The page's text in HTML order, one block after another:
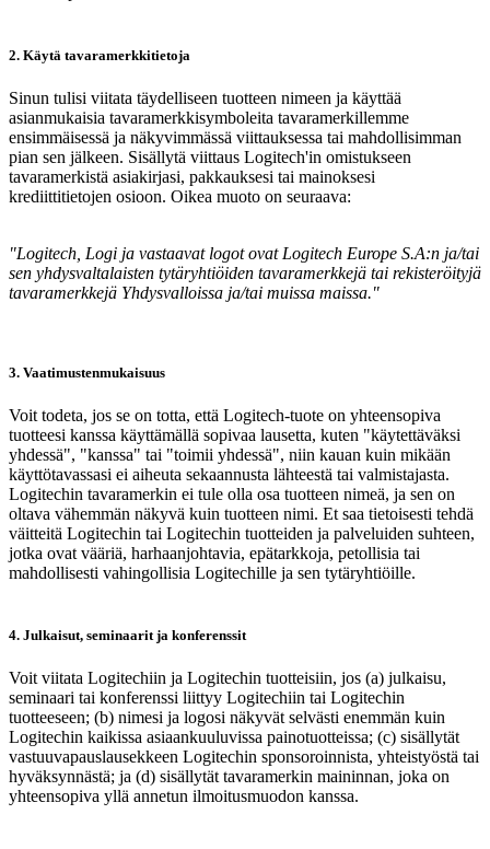
2. Käytä tavaramerkkitietoja
Sinun tulisi viitata täydelliseen tuotteen nimeen ja käyttää
asianmukaisia tavaramerkkisymboleita tavaramerkillemme
ensimmäisessä ja näkyvimmässä viittauksessa tai mahdollisimman
pian sen jälkeen. Sisällytä viittaus Logitech'in omistukseen
tavaramerkistä asiakirjasi, pakkauksesi tai mainoksesi
krediittitietojen osioon. Oikea muoto on seuraava:
"Logitech, Logi ja vastaavat logot ovat Logitech Europe S.A:n ja/tai
sen yhdysvaltalaisten tytäryhtiöiden tavaramerkkejä tai rekisteröityjä
tavaramerkkejä Yhdysvalloissa ja/tai muissa maissa."
3. Vaatimustenmukaisuus
Voit todeta, jos se on totta, että Logitech-tuote on yhteensopiva
tuotteesi kanssa käyttämällä sopivaa lausetta, kuten "käytettäväksi
yhdessä", "kanssa" tai "toimii yhdessä", niin kauan kuin mikään
käyttötavassasi ei aiheuta sekaannusta lähteestä tai valmistajasta.
Logitechin tavaramerkin ei tule olla osa tuotteen nimeä, ja sen on
oltava vähemmän näkyvä kuin tuotteen nimi. Et saa tietoisesti tehdä
väitteitä Logitechin tai Logitechin tuotteiden ja palveluiden suhteen,
jotka ovat vääriä, harhaanjohtavia, epätarkkoja, petollisia tai
mahdollisesti vahingollisia Logitechille ja sen tytäryhtiöille.
4. Julkaisut, seminaarit ja konferenssit
Voit viitata Logitechiin ja Logitechin tuotteisiin, jos (a) julkaisu,
seminaari tai konferenssi liittyy Logitechiin tai Logitechin
tuotteeseen; (b) nimesi ja logosi näkyvät selvästi enemmän kuin
Logitechin kaikissa asiaankuuluvissa painotuotteissa; (c) sisällytät
vastuuvapauslausekkeen Logitechin sponsoroinnista, yhteistyöstä tai
hyväksynnästä; ja (d) sisällytät tavaramerkin maininnan, joka on
yhteensopiva yllä annetun ilmoitusmuodon kanssa.